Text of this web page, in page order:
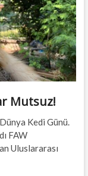
Mutsuz!
Kedi Günü.
FAW
Uluslararası